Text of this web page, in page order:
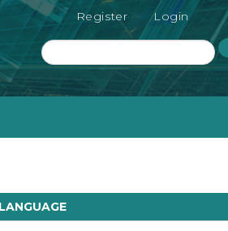
Register Login
LANGUAGE